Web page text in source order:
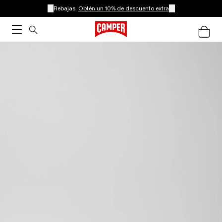
Rebajas: Obtén un 10% de descuento extra